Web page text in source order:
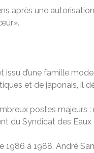
après une
d’une famille
et de japonais, il
postes majeurs :
du Syndicat des Eaux
à 1988, André